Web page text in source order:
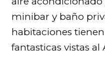
minibar y baño
habitaciones
fantasticas vistas al